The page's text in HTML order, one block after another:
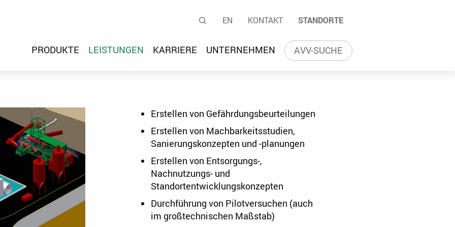
Engineering Development | Mitteldeutsche
Suche
Sprachwahl
EN KONTAKT STANDORTE
PRODUKTE LEISTUNGEN KARRIERE UNTERNEHMEN AVV-SUCHE
Erstellen von Gefährdungsbeurteilungen
Erstellen von Machbarkeitsstudien,
Sanierungskonzepten und -planungen
Erstellen von Entsorgungs-,
Nachnutzungs- und
Standortentwicklungskonzepten
Durchführung von Pilotversuchen (auch
im großtechnischen Maßstab)